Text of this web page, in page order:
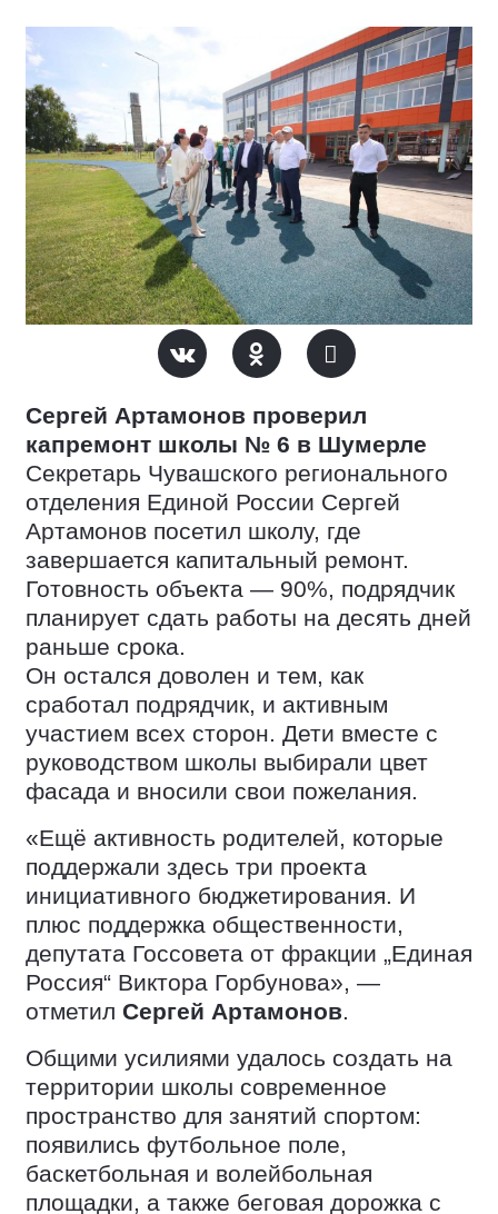
Сергей Артамонов проверил
капремонт школы № 6 в Шумерле
Секретарь Чувашского регионального
отделения Единой России Сергей
Артамонов посетил школу, где
завершается капитальный ремонт.
Готовность объекта — 90%, подрядчик
планирует сдать работы на десять дней
раньше срока.
Он остался доволен и тем, как
сработал подрядчик, и активным
участием всех сторон. Дети вместе с
руководством школы выбирали цвет
фасада и вносили свои пожелания.
«Ещё активность родителей, которые
поддержали здесь три проекта
инициативного бюджетирования. И
плюс поддержка общественности,
депутата Госсовета от фракции „Единая
Россия“ Виктора Горбунова», —
отметил Сергей Артамонов.
Общими усилиями удалось создать на
территории школы современное
пространство для занятий спортом:
появились футбольное поле,
баскетбольная и волейбольная
площадки, а также беговая дорожка с